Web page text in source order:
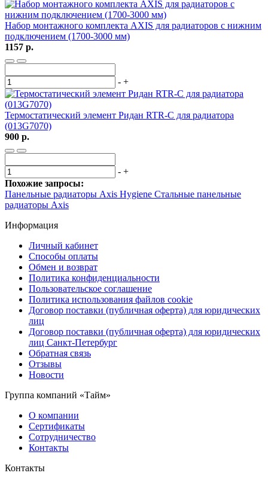
Набор монтажного комплекта AXIS для радиаторов с нижним
подключением (1700-3000 мм)
1157 р.
- +
Термостатический элемент Ридан RTR-C для радиатора
(013G7070)
900 р.
- +
Похожие запросы:
Панельные радиаторы Axis Hygiene Стальные панельные
радиаторы Axis
Информация
Личный кабинет
Способы оплаты
Обмен и возврат
Политика конфиденциальности
Пользовательское соглашение
Политика использования файлов cookie
Договор поставки (публичная оферта) для юридических
лиц
Договор поставки (публичная оферта) для юридических
лиц Санкт-Петербург
Обратная связь
Отзывы
Новости
Группа компаний «Тайм»
О компании
Сертификаты
Сотрудничество
Контакты
Контакты